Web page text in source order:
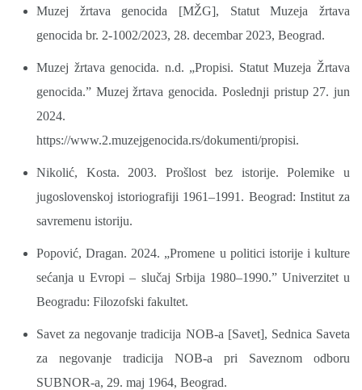
Muzej žrtava genocida [MŽG], Statut Muzeja žrtava
genocida br. 2-1002/2023, 28. decembar 2023, Beograd.
Muzej žrtava genocida. n.d. „Propisi. Statut Muzeja Žrtava
genocida.” Muzej žrtava genocida. Poslednji pristup 27. jun
2024.
https://www.2.muzejgenocida.rs/dokumenti/propisi.
Nikolić, Kosta. 2003. Prošlost bez istorije. Polemike u
jugoslovenskoj istoriografiji 1961–1991. Beograd: Institut za
savremenu istoriju.
Popović, Dragan. 2024. „Promene u politici istorije i kulture
sećanja u Evropi – slučaj Srbija 1980–1990.” Univerzitet u
Beogradu: Filozofski fakultet.
Savet za negovanje tradicija NOB-a [Savet], Sednica Saveta
za negovanje tradicija NOB-a pri Saveznom odboru
SUBNOR-a, 29. maj 1964, Beograd.